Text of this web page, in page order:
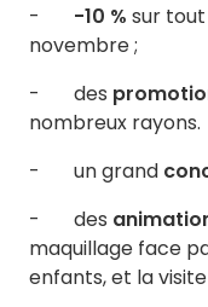
- -10 % sur
novembre ;
- des
nombreux rayons.
- un grand
- des
maquillage face
enfants, et la visite